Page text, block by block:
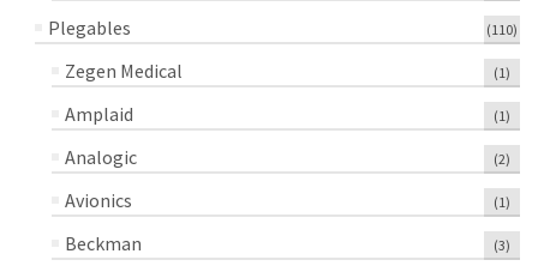
Plegables (110)
Zegen Medical (1)
Amplaid (1)
Analogic (2)
Avionics (1)
Beckman (3)